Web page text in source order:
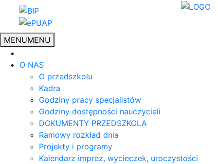
MENUMENU
O NAS
O przedszkolu
Kadra
Godziny pracy specjalistów
Godziny dostępności nauczycieli
DOKUMENTY PRZEDSZKOLA
Ramowy rozkład dnia
Projekty i programy
Kalendarz imprez, wycieczek, uroczystości